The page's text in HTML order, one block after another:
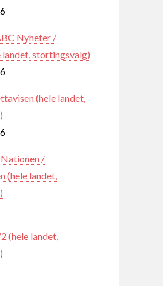
Nyheter /
stortingsvalg)
(hele landet,
/
(hele landet,
(hele landet,